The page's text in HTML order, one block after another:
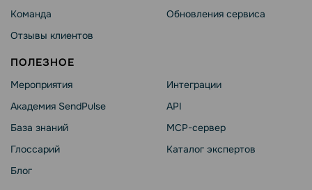
Команда
Отзывы клиентов
Обновления сервиса
ПОЛЕЗНОЕ
Мероприятия
Академия SendPulse
База знаний
Глоссарий
Блог
Интеграции
API
MCP-сервер
Каталог экспертов